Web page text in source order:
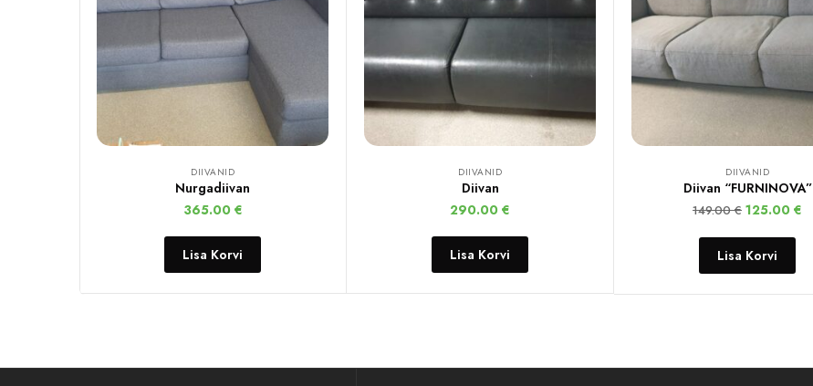
DIIVANID
Nurgadiivan
365.00 €
Lisa Korvi
DIIVANID
Diivan
290.00 €
Lisa Korvi
DIIVANID
Diivan “FURNINOVA”
149.00€ 125.00 €
Lisa Korvi